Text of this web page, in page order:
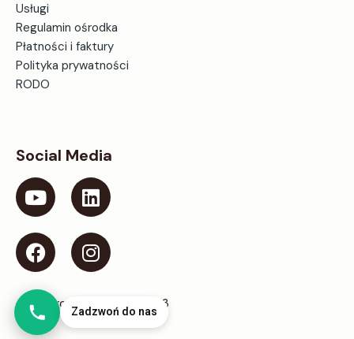
Usługi
Regulamin ośrodka
Płatności i faktury
Polityka prywatności
RODO
Social Media
@ Ośrodek Centrum 2023
Zadzwoń do nas